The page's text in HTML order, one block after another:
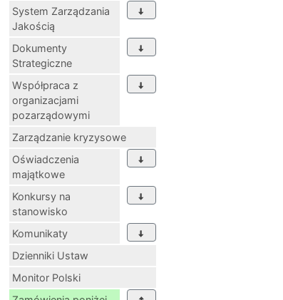
System Zarządzania
Jakością
Dokumenty
Strategiczne
Współpraca z
organizacjami
pozarządowymi
Zarządzanie kryzysowe
Oświadczenia
majątkowe
Konkursy na
stanowisko
Komunikaty
Dzienniki Ustaw
Monitor Polski